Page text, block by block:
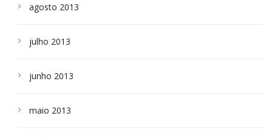
agosto 2013
julho 2013
junho 2013
maio 2013